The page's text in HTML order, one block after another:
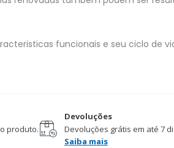
funcionais e seu ciclo de
produto.
Devoluções
Devoluções grátis em até 7
Saiba mais